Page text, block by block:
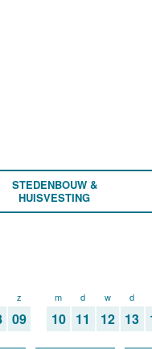
STEDENBOUW &
HUISVESTING
z
09
m
10
d
11
w
12
d
13